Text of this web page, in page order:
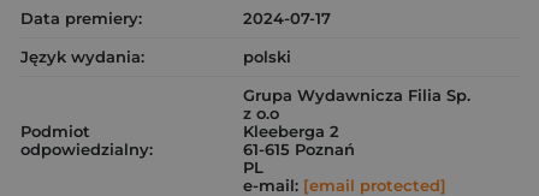
Data premiery:
2024-07-17
Język wydania:
polski
Podmiot
odpowiedzialny:
Grupa Wydawnicza Filia Sp.
z o.o
Kleeberga 2
61-615 Poznań
PL
e-mail: [email protected]